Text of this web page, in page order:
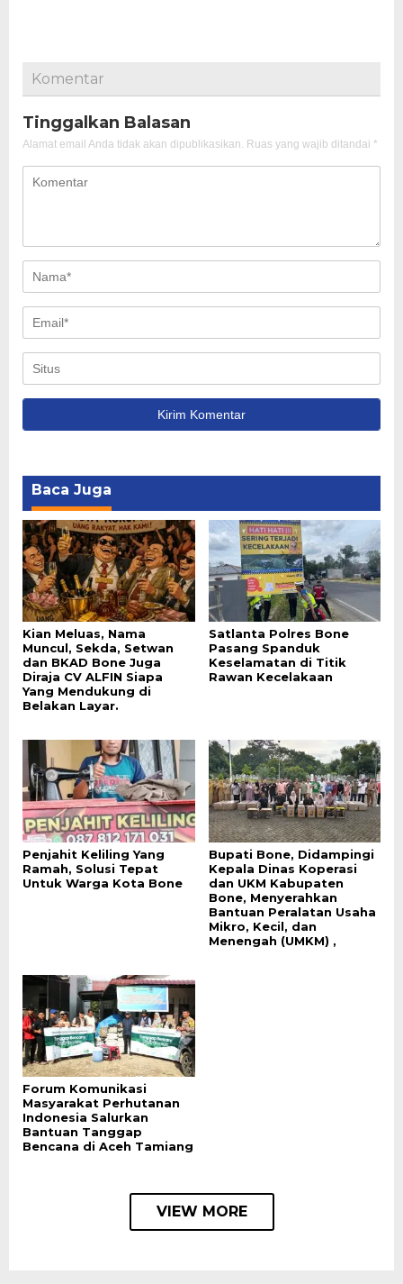
Komentar
Tinggalkan Balasan
Alamat email Anda tidak akan dipublikasikan. Ruas yang wajib ditandai *
Baca Juga
Kian Meluas, Nama
Muncul, Sekda, Setwan
dan BKAD Bone Juga
Diraja CV ALFIN Siapa
Yang Mendukung di
Belakan Layar.
Satlanta Polres Bone
Pasang Spanduk
Keselamatan di Titik
Rawan Kecelakaan
Penjahit Keliling Yang
Ramah, Solusi Tepat
Untuk Warga Kota Bone
Bupati Bone, Didampingi
Kepala Dinas Koperasi
dan UKM Kabupaten
Bone, Menyerahkan
Bantuan Peralatan Usaha
Mikro, Kecil, dan
Menengah (UMKM) ,
Forum Komunikasi
Masyarakat Perhutanan
Indonesia Salurkan
Bantuan Tanggap
Bencana di Aceh Tamiang
VIEW MORE